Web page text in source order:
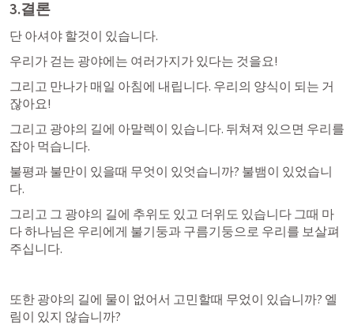
3.결론
단 아셔야 할것이 있습니다.
우리가 걷는 광야에는 여러가지가 있다는 것을요!
그리고 만나가 매일 아침에 내립니다. 우리의 양식이 되는 거
잖아요!
그리고 광야의 길에 아말렉이 있습니다. 뒤쳐져 있으면 우리를
잡아 먹습니다.
불평과 불만이 있을때 무엇이 있엇습니까? 불뱀이 있었습니
다.
그리고 그 광야의 길에 추위도 있고 더위도 있습니다 그때 마
다 하나님은 우리에게 불기둥과 구름기둥으로 우리를 보살펴
주십니다.
또한 광야의 길에 물이 없어서 고민할때 무었이 있습니까? 엘
림이 있지 않습니까?